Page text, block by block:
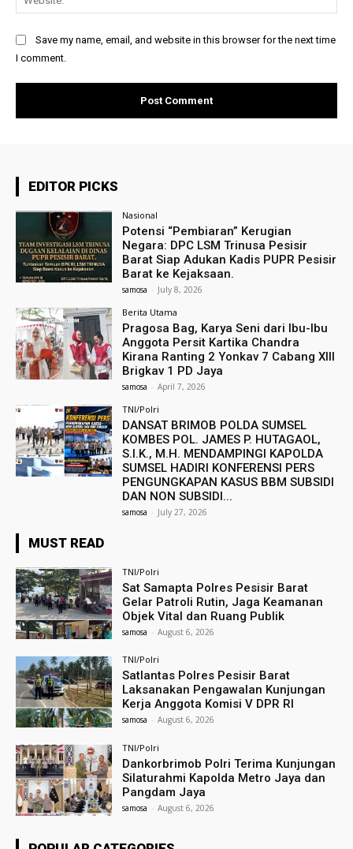
Save my name, email, and website in this browser for the next time
I comment.
EDITOR PICKS
Nasional
Potensi “Pembiaran” Kerugian
Negara: DPC LSM Trinusa Pesisir
Barat Siap Adukan Kadis PUPR Pesisir
Barat ke Kejaksaan.
samosa - July 8, 2026
Berita Utama
Pragosa Bag, Karya Seni dari Ibu-Ibu
Anggota Persit Kartika Chandra
Kirana Ranting 2 Yonkav 7 Cabang XIII
Brigkav 1 PD Jaya
samosa - April 7, 2026
TNI/Polri
DANSAT BRIMOB POLDA SUMSEL
KOMBES POL. JAMES P. HUTAGAOL,
S.I.K., M.H. MENDAMPINGI KAPOLDA
SUMSEL HADIRI KONFERENSI PERS
PENGUNGKAPAN KASUS BBM SUBSIDI
DAN NON SUBSIDI...
samosa - July 27, 2026
MUST READ
TNI/Polri
Sat Samapta Polres Pesisir Barat
Gelar Patroli Rutin, Jaga Keamanan
Objek Vital dan Ruang Publik
samosa - August 6, 2026
TNI/Polri
Satlantas Polres Pesisir Barat
Laksanakan Pengawalan Kunjungan
Kerja Anggota Komisi V DPR RI
samosa - August 6, 2026
TNI/Polri
Dankorbrimob Polri Terima Kunjungan
Silaturahmi Kapolda Metro Jaya dan
Pangdam Jaya
samosa - August 6, 2026